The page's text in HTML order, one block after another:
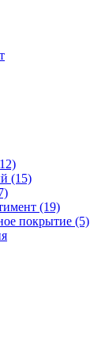
(15)
(19)
покрытие (5)